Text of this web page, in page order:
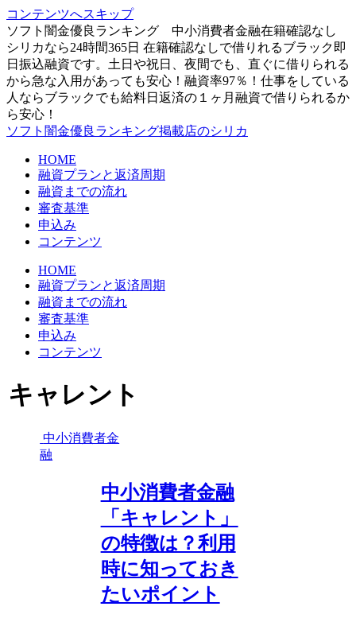
コンテンツへスキップ
ソフト闇金優良ランキング 中小消費者金融在籍確認なし
シリカなら24時間365日 在籍確認なしで借りれるブラック即
日振込融資です。土日や祝日、夜間でも、直ぐに借りられる
から急な入用があっても安心！融資率97％！仕事をしている
人ならブラックでも給料日返済の１ヶ月融資で借りられるか
ら安心！
ソフト闇金優良ランキング掲載店のシリカ
HOME
融資プランと返済周期
融資までの流れ
審査基準
申込み
コンテンツ
HOME
融資プランと返済周期
融資までの流れ
審査基準
申込み
コンテンツ
キャレント
中小消費者金
融
中小消費者金融
「キャレント」
の特徴は？利用
時に知っておき
たいポイント